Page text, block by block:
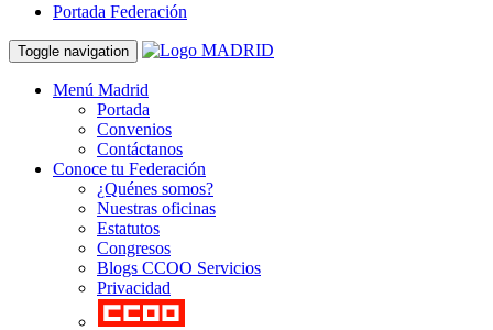
Portada Federación
Toggle navigation
Menú Madrid
Portada
Convenios
Contáctanos
Conoce tu Federación
¿Quénes somos?
Nuestras oficinas
Estatutos
Congresos
Blogs CCOO Servicios
Privacidad